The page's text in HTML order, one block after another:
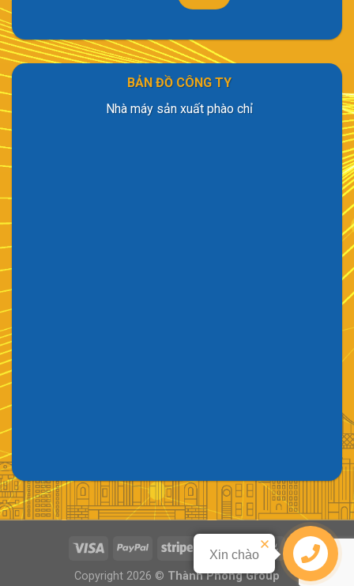
BẢN ĐỒ CÔNG TY
Nhà máy sản xuất phào chỉ
Copyright 2026 © Thành Phong Group
Liên hệ
Xin chào